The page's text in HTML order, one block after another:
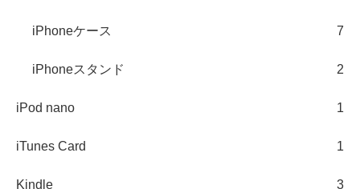
iPhoneケース 7
iPhoneスタンド 2
iPod nano 1
iTunes Card 1
Kindle 3